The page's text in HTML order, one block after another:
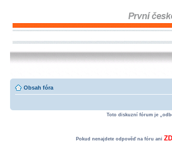
Obsah fóra
Toto diskuzní fórum je
Pokud nenajdete odpověď na fóru ani